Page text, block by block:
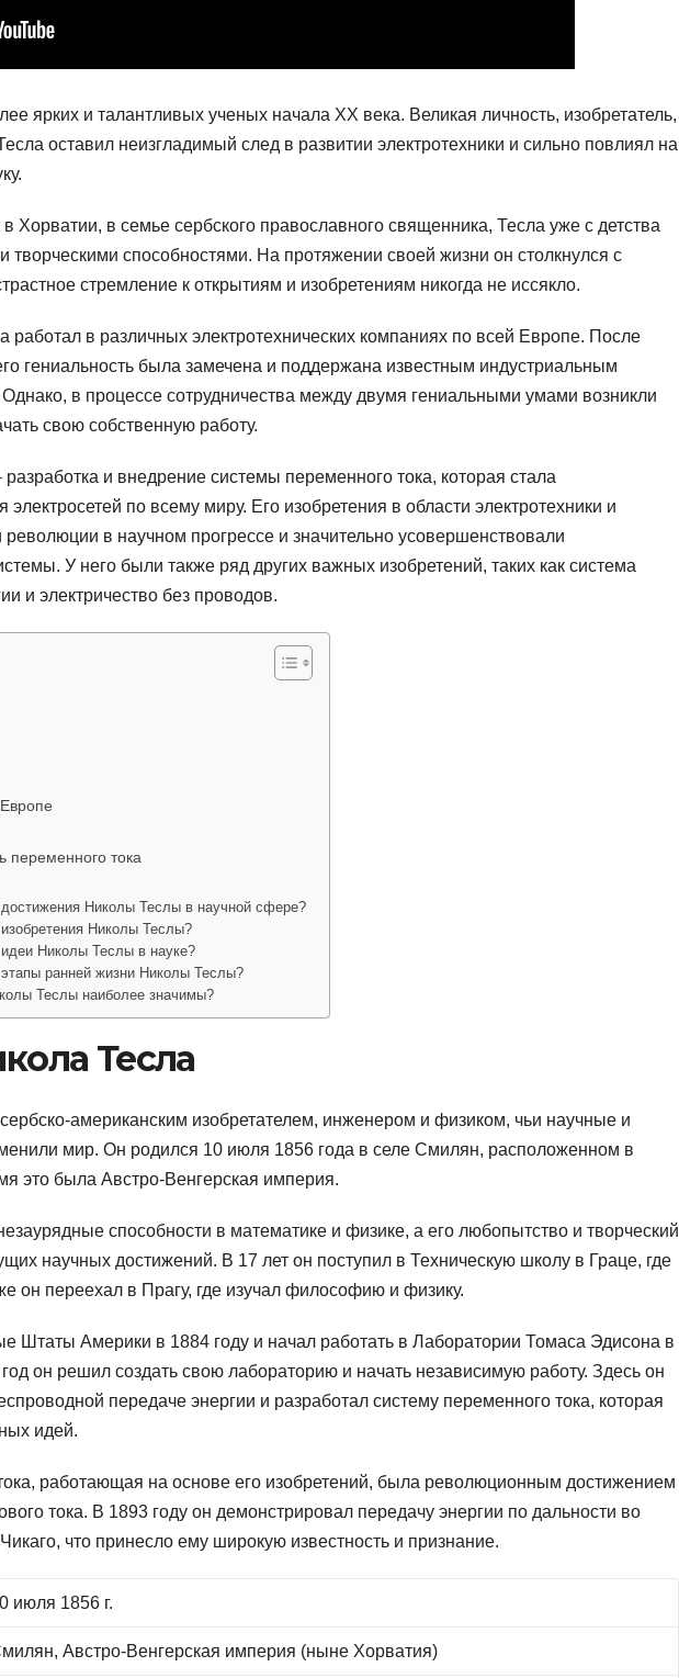
ярких и талантливых ученых начала XX века. Великая личность, изобретатель,
оставил неизгладимый след в развитии электротехники и сильно повлиял на
Хорватии, в семье сербского православного священника, Тесла уже с детства
творческими способностями. На протяжении своей жизни он столкнулся с
стремление к открытиям и изобретениям никогда не иссякло.
работал в различных электротехнических компаниях по всей Европе. После
гениальность была замечена и поддержана известным индустриальным
в процессе сотрудничества между двумя гениальными умами возникли
свою собственную работу.
и внедрение системы переменного тока, которая стала
по всему миру. Его изобретения в области электротехники и
революции в научном прогрессе и значительно усовершенствовали
У него были также ряд других важных изобретений, таких как система
и электричество без проводов.
переменного тока
Николы Теслы в научной сфере?
Николы Теслы?
Николы Теслы в науке?
ранней жизни Николы Теслы?
Теслы наиболее значимы?
Тесла
американским изобретателем, инженером и физиком, чьи научные и
мир. Он родился 10 июля 1856 года в селе Смилян, расположенном в
это была Австро-Венгерская империя.
способности в математике и физике, а его любопытство и творческий
научных достижений. В 17 лет он поступил в Техническую школу в Граце, где
он переехал в Прагу, где изучал философию и физику.
Штаты Америки в 1884 году и начал работать в Лаборатории Томаса Эдисона в
он решил создать свою лабораторию и начать независимую работу. Здесь он
передаче энергии и разработал систему переменного тока, которая
идей.
работающая на основе его изобретений, была революционным достижением
тока. В 1893 году он демонстрировал передачу энергии по дальности во
что принесло ему широкую известность и признание.
июля 1856 г.
Австро-Венгерская империя (ныне Хорватия)